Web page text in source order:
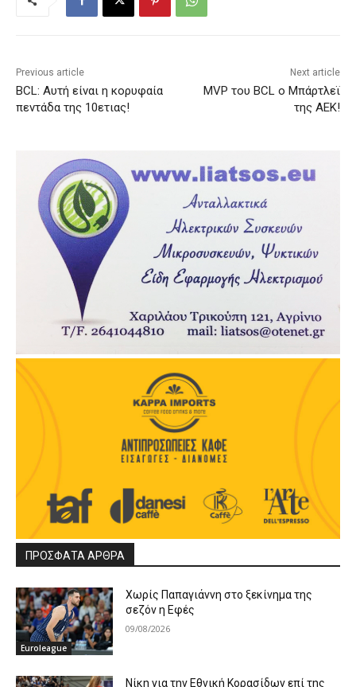
Previous article
BCL: Αυτή είναι η κορυφαία
πεντάδα της 10ετιας!
Next article
MVP του BCL ο Μπάρτλεϊ
της ΑΕΚ!
ΠΡΟΣΦΑΤΑ ΑΡΘΡΑ
Euroleague
Χωρίς Παπαγιάννη στο ξεκίνημα της
σεζόν η Εφές
09/08/2026
Νίκη για την Εθνική Κορασίδων επί της